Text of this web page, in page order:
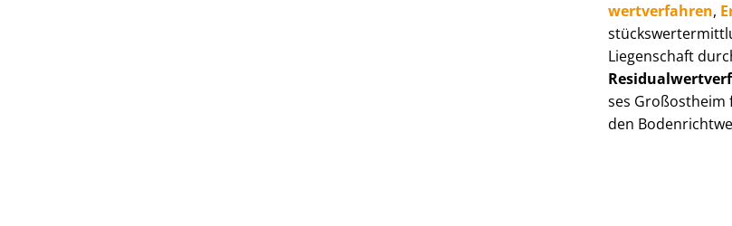
wert­ver­fah­ren,
Liegenschaft
ses Großostheim
den